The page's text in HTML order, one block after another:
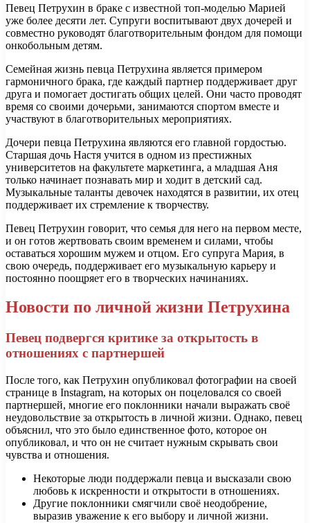
Певец Петрухин в браке с известной топ-моделью Марией
уже более десяти лет. Супруги воспитывают двух дочерей и
совместно руководят благотворительным фондом для помощи
онкобольным детям.
Семейная жизнь певца Петрухина является примером
гармоничного брака, где каждый партнер поддерживает друг
друга и помогает достигать общих целей. Они часто проводят
время со своими дочерьми, занимаются спортом вместе и
участвуют в благотворительных мероприятиях.
Дочери певца Петрухина являются его главной гордостью.
Старшая дочь Настя учится в одном из престижных
университетов на факультете маркетинга, а младшая Аня
только начинает познавать мир и ходит в детский сад.
Музыкальные таланты девочек находятся в развитии, их отец
поддерживает их стремление к творчеству.
Певец Петрухин говорит, что семья для него на первом месте,
и он готов жертвовать своим временем и силами, чтобы
оставаться хорошим мужем и отцом. Его супруга Мария, в
свою очередь, поддерживает его музыкальную карьеру и
постоянно поощряет его в творческих начинаниях.
Новости по личной жизни Петрухина
Певец подвергся критике за открытость в
отношениях с партнершей
После того, как Петрухин опубликовал фотографии на своей
странице в Instagram, на которых он поцеловался со своей
партнершей, многие его поклонники начали выражать своё
неудовольствие за открытость в личной жизни. Однако, певец
объяснил, что это было единственное фото, которое он
опубликовал, и что он не считает нужным скрывать свои
чувства и отношения.
Некоторые люди поддержали певца и высказали свою
любовь к искренности и открытости в отношениях.
Другие поклонники смягчили своё неодобрение,
выразив уважение к его выбору и личной жизни.